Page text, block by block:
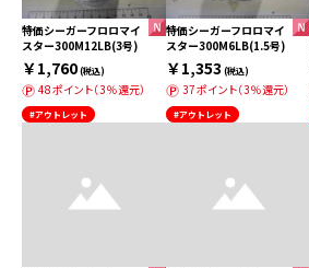
特価シーガーフロロマイ
スター300M12LB(3号)
￥1,760(税込)
48ポイント（3％還元）
#アウトレット
特価シーガーフロロマイ
スター300M6LB(1.5号)
￥1,353 (税込)
37ポイント（3％還元）
#アウトレット